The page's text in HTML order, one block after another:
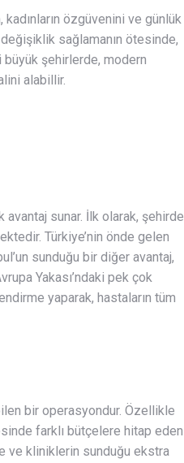
özgüvenini ve günlük
sağlamanın ötesinde,
büyük şehirlerde, modern
alabillir.
sunar. İlk olarak, şehirde
Türkiye’nin önde gelen
sunduğu bir diğer avantaj,
Yakası’ndaki pek çok
yaparak, hastaların tüm
bir operasyondur. Özellikle
farklı bütçelere hitap eden
ve kliniklerin sunduğu ekstra